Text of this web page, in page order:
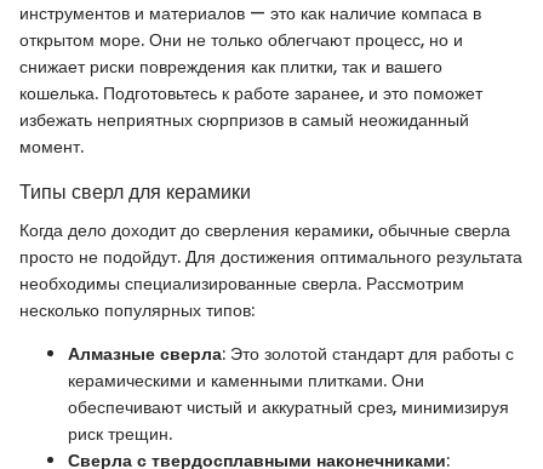
инструментов и материалов — это как наличие компаса в
открытом море. Они не только облегчают процесс, но и
снижает риски повреждения как плитки, так и вашего
кошелька. Подготовьтесь к работе заранее, и это поможет
избежать неприятных сюрпризов в самый неожиданный
момент.
Типы сверл для керамики
Когда дело доходит до сверления керамики, обычные сверла
просто не подойдут. Для достижения оптимального результата
необходимы специализированные сверла. Рассмотрим
несколько популярных типов:
Алмазные сверла: Это золотой стандарт для работы с
керамическими и каменными плитками. Они
обеспечивают чистый и аккуратный срез, минимизируя
риск трещин.
Сверла с твердосплавными наконечниками: